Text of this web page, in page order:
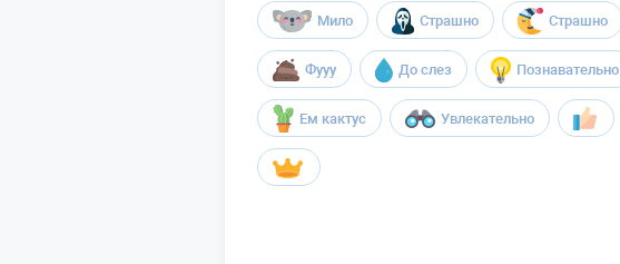
Мило Страшно Страшно
Фууу До слез Познавательно
Ем кактус Увлекательно